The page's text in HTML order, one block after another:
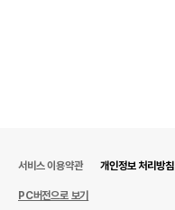
서비스 이용약관 개인정보 처리방침
PC버전으로 보기